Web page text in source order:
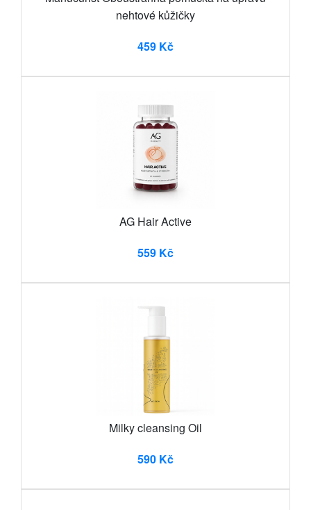
nehtové kůžičky
459 Kč
AG Hair Active
559 Kč
Milky cleansing Oil
590 Kč